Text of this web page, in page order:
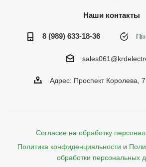
Наши контакты
8 (989) 633-18-36
Адрес: Проспект Королева,
Согласие на обработку
Политика конфиденциальности и
обработки персональных